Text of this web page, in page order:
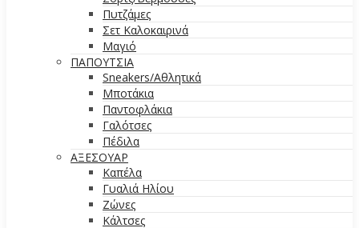
Πυτζάμες
Σετ Καλοκαιρινά
Μαγιό
ΠΑΠΟΥΤΣΙΑ
Sneakers/Aθλητικά
Μποτάκια
Παντοφλάκια
Γαλότσες
Πέδιλα
ΑΞΕΣΟΥΑΡ
Καπέλα
Γυαλιά Ηλίου
Ζώνες
Κάλτσες